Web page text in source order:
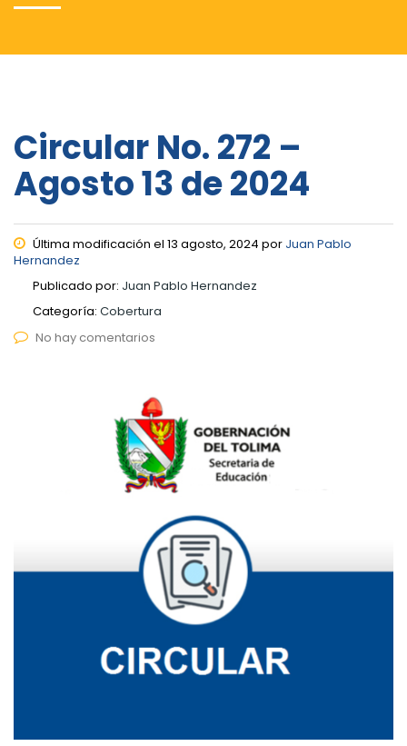
Circular No. 272 –
Agosto 13 de 2024
Última modificación el 13 agosto, 2024 por Juan Pablo
Hernandez
Publicado por: Juan Pablo Hernandez
Categoría: Cobertura
No hay comentarios